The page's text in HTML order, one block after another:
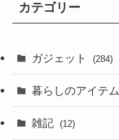
カテゴリー
ガジェット (284)
(3)
暮らしのアイテム
(9)
雑記 (12)